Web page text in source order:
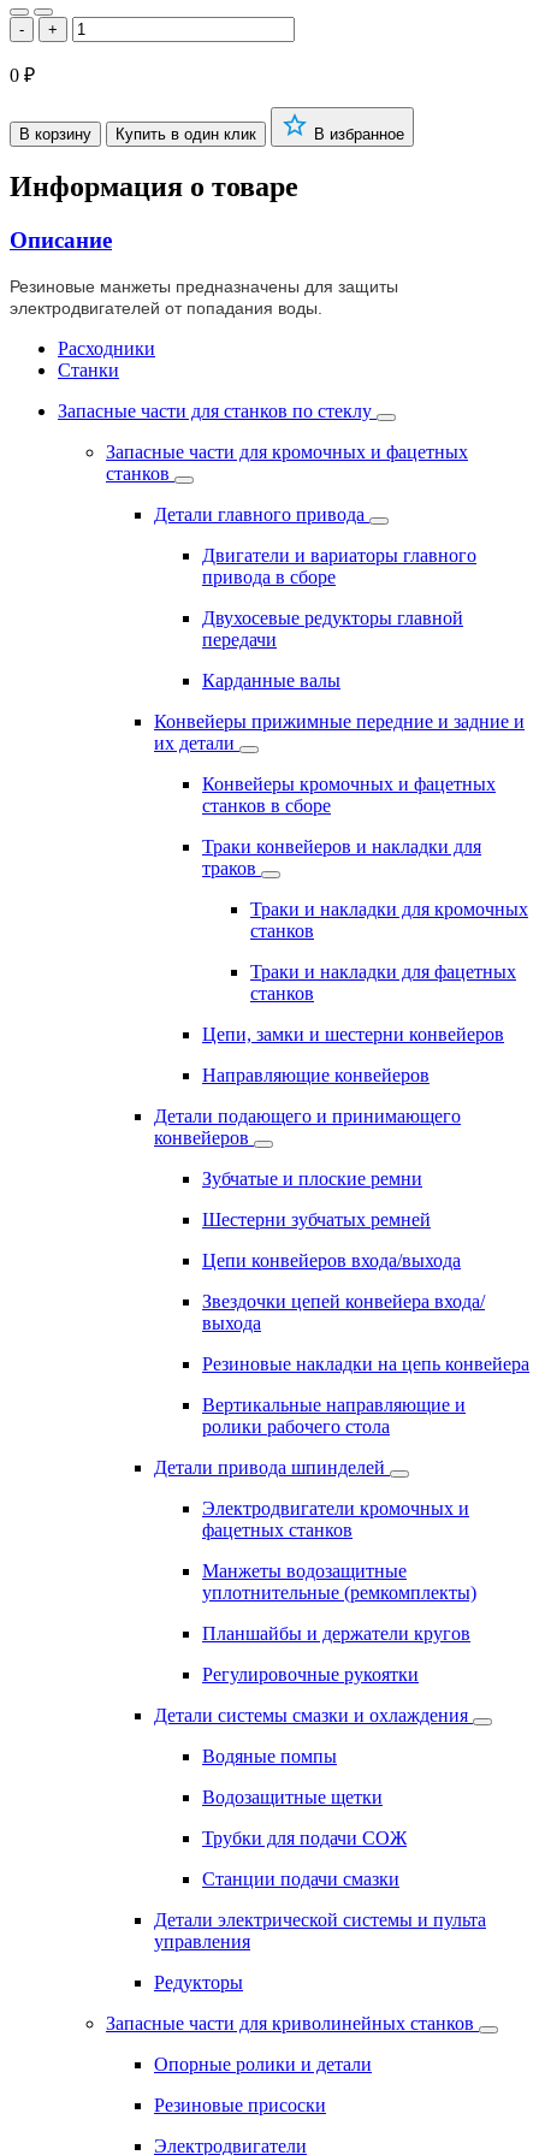
- +
0 ₽
В корзину Купить в один клик В избранное
Информация о товаре
Описание
Резиновые манжеты предназначены для защиты
электродвигателей от попадания воды.
Расходники
Станки
Запасные части для станков по стеклу
Запасные части для кромочных и фацетных
станков
Детали главного привода
Двигатели и вариаторы главного
привода в сборе
Двухосевые редукторы главной
передачи
Карданные валы
Конвейеры прижимные передние и задние и
их детали
Конвейеры кромочных и фацетных
станков в сборе
Траки конвейеров и накладки для
траков
Траки и накладки для кромочных
станков
Траки и накладки для фацетных
станков
Цепи, замки и шестерни конвейеров
Направляющие конвейеров
Детали подающего и принимающего
конвейеров
Зубчатые и плоские ремни
Шестерни зубчатых ремней
Цепи конвейеров входа/выхода
Звездочки цепей конвейера входа/
выхода
Резиновые накладки на цепь конвейера
Вертикальные направляющие и
ролики рабочего стола
Детали привода шпинделей
Электродвигатели кромочных и
фацетных станков
Манжеты водозащитные
уплотнительные (ремкомплекты)
Планшайбы и держатели кругов
Регулировочные рукоятки
Детали системы смазки и охлаждения
Водяные помпы
Водозащитные щетки
Трубки для подачи СОЖ
Станции подачи смазки
Детали электрической системы и пульта
управления
Редукторы
Запасные части для криволинейных станков
Опорные ролики и детали
Резиновые присоски
Электродвигатели